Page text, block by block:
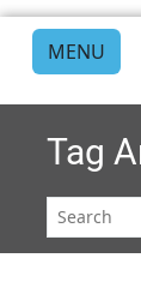
MENU
Tag